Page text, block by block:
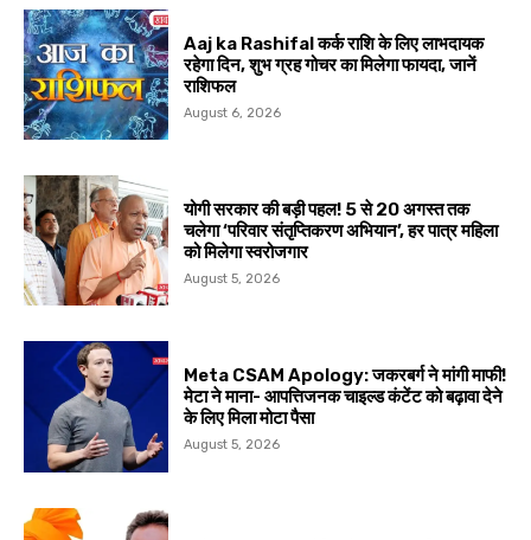
Aaj ka Rashifal कर्क राशि के लिए लाभदायक
रहेगा दिन, शुभ ग्रह गोचर का मिलेगा फायदा, जानें
राशिफल
August 6, 2026
योगी सरकार की बड़ी पहल! 5 से 20 अगस्त तक
चलेगा ‘परिवार संतृप्तिकरण अभियान’, हर पात्र महिला
को मिलेगा स्वरोजगार
August 5, 2026
Meta CSAM Apology: जकरबर्ग ने मांगी माफी!
मेटा ने माना- आपत्तिजनक चाइल्ड कंटेंट को बढ़ावा देने
के लिए मिला मोटा पैसा
August 5, 2026